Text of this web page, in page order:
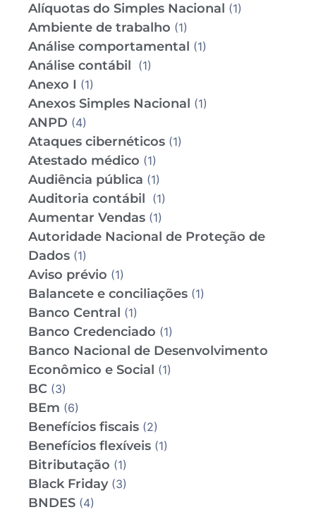
Alíquotas do Simples Nacional (1)
Ambiente de trabalho (1)
Análise comportamental (1)
Análise contábil (1)
Anexo I (1)
Anexos Simples Nacional (1)
ANPD (4)
Ataques cibernéticos (1)
Atestado médico (1)
Audiência pública (1)
Auditoria contábil (1)
Aumentar Vendas (1)
Autoridade Nacional de Proteção de
Dados (1)
Aviso prévio (1)
Balancete e conciliações (1)
Banco Central (1)
Banco Credenciado (1)
Banco Nacional de Desenvolvimento
Econômico e Social (1)
BC (3)
BEm (6)
Benefícios fiscais (2)
Benefícios flexíveis (1)
Bitributação (1)
Black Friday(3)
BNDES (4)